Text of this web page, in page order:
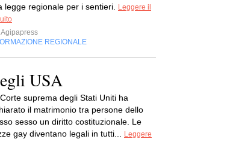
legge regionale per i sentieri.
Leggere il
Agipapress
REGIONALE
USA
suprema degli Stati Uniti ha
il matrimonio tra persone dello
sesso un diritto costituzionale. Le
gay diventano legali in tutti...
Leggere